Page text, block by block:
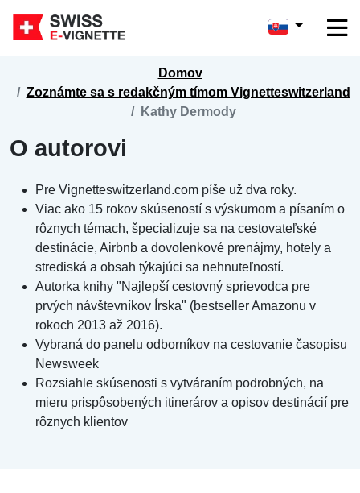
Domov
Zoznámte sa s redakčným tímom Vignetteswitzerland
Kathy Dermody
O autorovi
Pre Vignetteswitzerland.com píše už dva roky.
Viac ako 15 rokov skúseností s výskumom a písaním o
rôznych témach, špecializuje sa na cestovateľské
destinácie, Airbnb a dovolenkové prenájmy, hotely a
strediská a obsah týkajúci sa nehnuteľností.
Autorka knihy "Najlepší cestovný sprievodca pre
prvých návštevníkov Írska" (bestseller Amazonu v
rokoch 2013 až 2016).
Vybraná do panelu odborníkov na cestovanie časopisu
Newsweek
Rozsiahle skúsenosti s vytváraním podrobných, na
mieru prispôsobených itinerárov a opisov destinácií pre
rôznych klientov